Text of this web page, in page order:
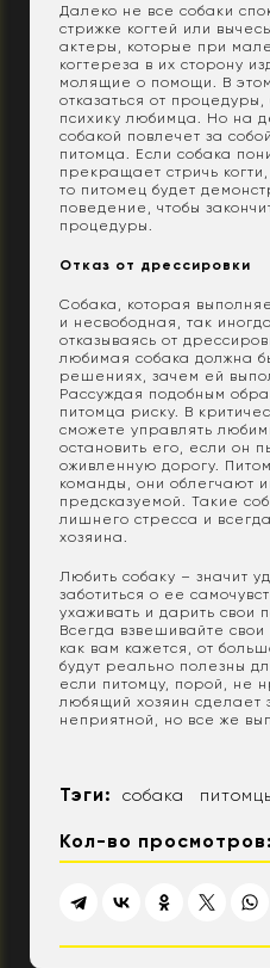
Далеко не все собаки
стрижке когтей или
актеры, которые при
когтереза в их сторону
молящие о помощи. В
отказаться от
психику любимца. Но на
собакой повлечет за
питомца. Если собака
прекращает стричь
то питомец будет
поведение, чтобы
процедуры.
Отказ от дрессировки
Собака, которая
и несвободная, так
отказываясь от
любимая собака должна
решениях, зачем ей
Рассуждая подобным
питомца риску. В
сможете управлять
остановить его, если он
оживленную дорогу.
команды, они облегчают
предсказуемой. Такие
лишнего стресса и
хозяина.
Любить собаку – значит
заботиться о ее
ухаживать и дарить свои
Всегда взвешивайте
как вам кажется, от
будут реально полезны
если питомцу, порой, не
любящий хозяин сделает
неприятной, но все же
Тэги: собака
Кол-во просмотров: